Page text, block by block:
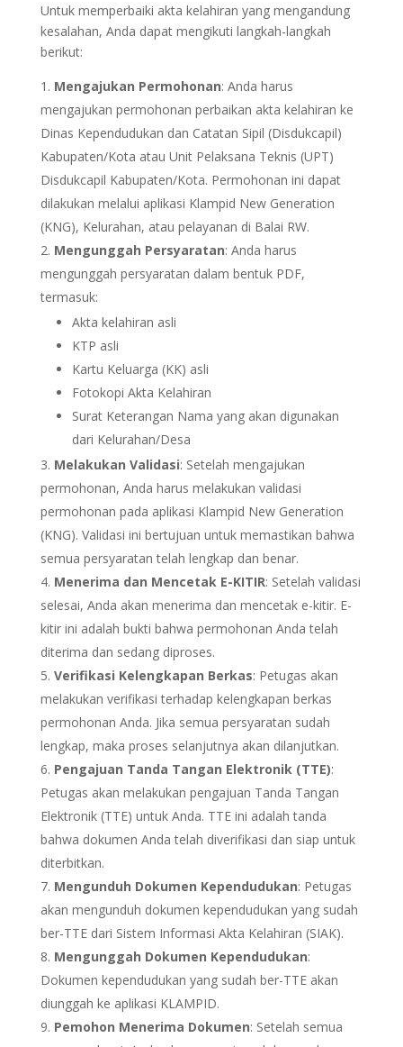
Untuk memperbaiki akta kelahiran yang mengandung
kesalahan, Anda dapat mengikuti langkah-langkah
berikut:
Mengajukan Permohonan: Anda harus
mengajukan permohonan perbaikan akta kelahiran ke
Dinas Kependudukan dan Catatan Sipil (Disdukcapil)
Kabupaten/Kota atau Unit Pelaksana Teknis (UPT)
Disdukcapil Kabupaten/Kota. Permohonan ini dapat
dilakukan melalui aplikasi Klampid New Generation
(KNG), Kelurahan, atau pelayanan di Balai RW.
Mengunggah Persyaratan: Anda harus
mengunggah persyaratan dalam bentuk PDF,
termasuk:
Akta kelahiran asli
KTP asli
Kartu Keluarga (KK) asli
Fotokopi Akta Kelahiran
Surat Keterangan Nama yang akan digunakan
dari Kelurahan/Desa
Melakukan Validasi: Setelah mengajukan
permohonan, Anda harus melakukan validasi
permohonan pada aplikasi Klampid New Generation
(KNG). Validasi ini bertujuan untuk memastikan bahwa
semua persyaratan telah lengkap dan benar.
Menerima dan Mencetak E-KITIR: Setelah validasi
selesai, Anda akan menerima dan mencetak e-kitir. E-
kitir ini adalah bukti bahwa permohonan Anda telah
diterima dan sedang diproses.
Verifikasi Kelengkapan Berkas: Petugas akan
melakukan verifikasi terhadap kelengkapan berkas
permohonan Anda. Jika semua persyaratan sudah
lengkap, maka proses selanjutnya akan dilanjutkan.
Pengajuan Tanda Tangan Elektronik (TTE):
Petugas akan melakukan pengajuan Tanda Tangan
Elektronik (TTE) untuk Anda. TTE ini adalah tanda
bahwa dokumen Anda telah diverifikasi dan siap untuk
diterbitkan.
Mengunduh Dokumen Kependudukan: Petugas
akan mengunduh dokumen kependudukan yang sudah
ber-TTE dari Sistem Informasi Akta Kelahiran (SIAK).
Mengunggah Dokumen Kependudukan:
Dokumen kependudukan yang sudah ber-TTE akan
diunggah ke aplikasi KLAMPID.
Pemohon Menerima Dokumen: Setelah semua